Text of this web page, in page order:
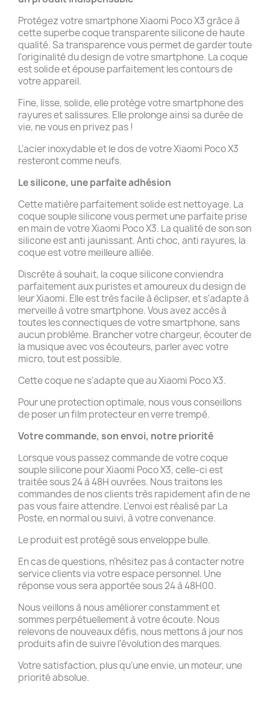
Protégez votre smartphone Xiaomi Poco X3 grâce à
cette superbe coque transparente silicone de haute
qualité. Sa transparence vous permet de garder toute
l'originalité du design de votre smartphone. La coque
est solide et épouse parfaitement les contours de
votre appareil.
Fine, lisse, solide, elle protège votre smartphone des
rayures et salissures. Elle prolonge ainsi sa durée de
vie, ne vous en privez pas !
L'acier inoxydable et le dos de votre Xiaomi Poco X3
resteront comme neufs.
Le silicone, une parfaite adhésion
Cette matière parfaitement solide est nettoyage. La
coque souple silicone vous permet une parfaite prise
en main de votre Xiaomi Poco X3. La qualité de son son
silicone est anti jaunissant. Anti choc, anti rayures, la
coque est votre meilleure alliée.
Discrète à souhait, la coque silicone conviendra
parfaitement aux puristes et amoureux du design de
leur Xiaomi. Elle est très facile à éclipser, et s'adapte à
merveille à votre smartphone. Vous avez accès à
toutes les connectiques de votre smartphone, sans
aucun problème. Brancher votre chargeur, écouter de
la musique avec vos écouteurs, parler avec votre
micro, tout est possible.
Cette coque ne s'adapte que au Xiaomi Poco X3.
Pour une protection optimale, nous vous conseillons
de poser un film protecteur en verre trempé.
Votre commande, son envoi, notre priorité
Lorsque vous passez commande de votre coque
souple silicone pour Xiaomi Poco X3, celle-ci est
traitée sous 24 à 48H ouvrées. Nous traitons les
commandes de nos clients très rapidement afin de ne
pas vous faire attendre. L'envoi est réalisé par La
Poste, en normal ou suivi, à votre convenance.
Le produit est protégé sous enveloppe bulle.
En cas de questions, n'hésitez pas à contacter notre
service clients via votre espace personnel. Une
réponse vous sera apportée sous 24 à 48H00.
Nous veillons à nous améliorer constamment et
sommes perpétuellement à votre écoute. Nous
relevons de nouveaux défis, nous mettons à jour nos
produits afin de suivre l'évolution des marques.
Votre satisfaction, plus qu'une envie, un moteur, une
priorité absolue.